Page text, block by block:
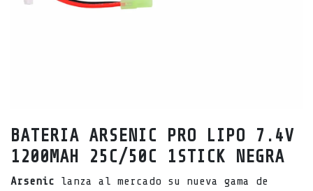
BATERIA ARSENIC PRO LIPO 7.4V
1200MAH 25C/50C 1STICK NEGRA
Arsenic lanza al mercado su nueva gama de